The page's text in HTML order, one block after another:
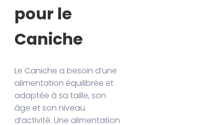
pour le
Caniche
Le Caniche a besoin d’une
alimentation équilibrée et
adaptée à sa taille, son
âge et son niveau
d’activité. Une alimentation